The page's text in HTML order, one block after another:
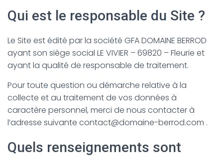
Qui est le responsable du Site ?
Le Site est édité par la société GFA DOMAINE BERROD
ayant son siège social LE VIVIER – 69820 – Fleurie et
ayant la qualité de responsable de traitement.
Pour toute question ou démarche relative à la
collecte et au traitement de vos données à
caractère personnel, merci de nous contacter à
l’adresse suivante contact@domaine-berrod.com .
Quels renseignements sont